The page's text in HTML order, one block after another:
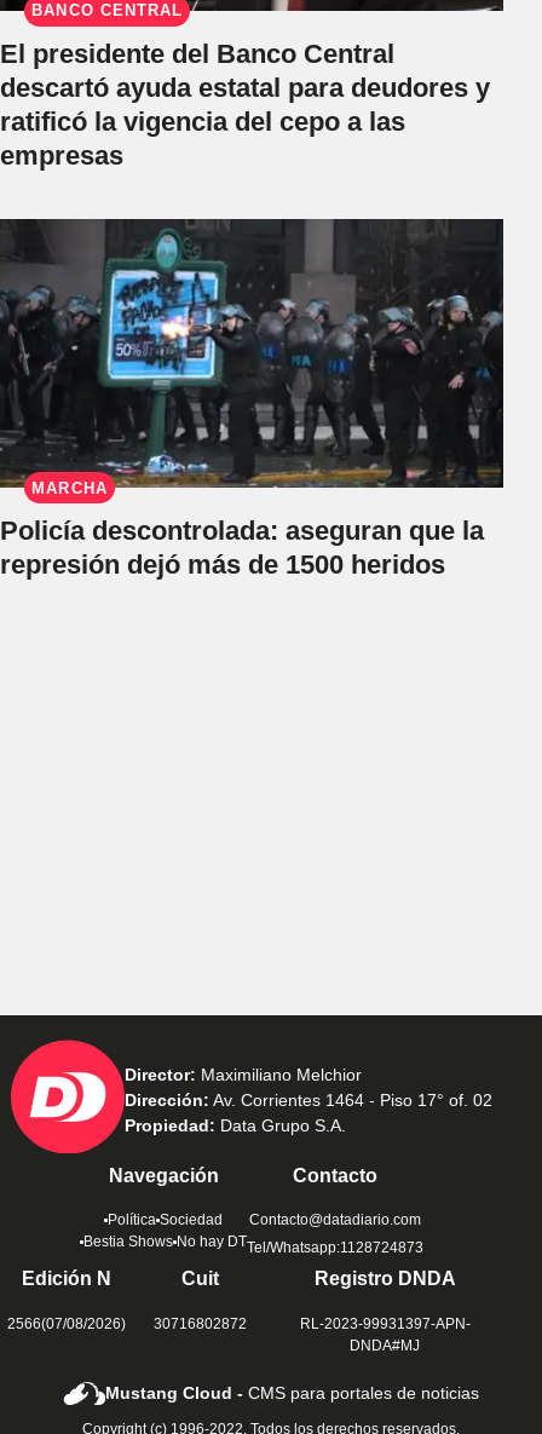
BANCO CENTRAL
El presidente del Banco Central
descartó ayuda estatal para deudores y
ratificó la vigencia del cepo a las
empresas
MARCHA
Policía descontrolada: aseguran que la
represión dejó más de 1500 heridos
Director: Maximiliano Melchior
Dirección: Av. Corrientes 1464 - Piso 17° of. 02
Propiedad: Data Grupo S.A.
Navegación
Política Sociedad
Bestia Shows No hay DT
Contacto
Contacto@datadiario.com
Tel/Whatsapp:1128724873
Edición N
2566(07/08/2026)
Cuit
30716802872
Registro DNDA
RL-2023-99931397-APN-
DNDA#MJ
Mustang Cloud -CMS para portales de noticias
Copyright (c) 1996-2022. Todos los derechos reservados.